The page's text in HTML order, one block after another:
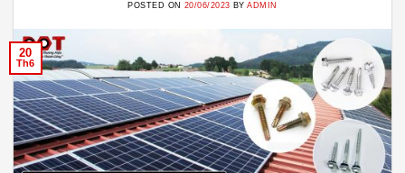
POSTED ON 20/06/2023 BYADMIN
20
Th6